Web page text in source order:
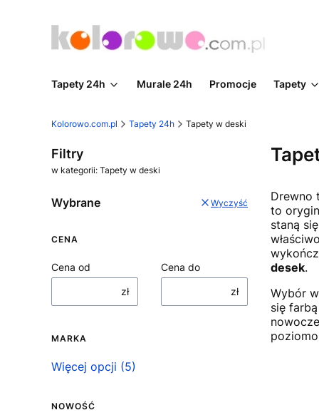
Tapety 24h Murale 24h Promocje Tapety
Kolorowo.com.pl Tapety 24h Tapety w deski
Filtry
w kategorii: Tapety w deski
Wybrane Wyczyść
CENA
Cena od
zł
Cena do
zł
MARKA
Marka
Więcej opcji (5)
NOWOŚĆ
Drewno
to
staną
desek.
Wybór
się